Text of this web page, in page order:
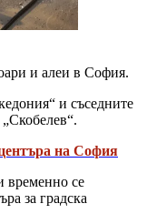
и алеи в София.
и съседните
на София
временно се
за градска